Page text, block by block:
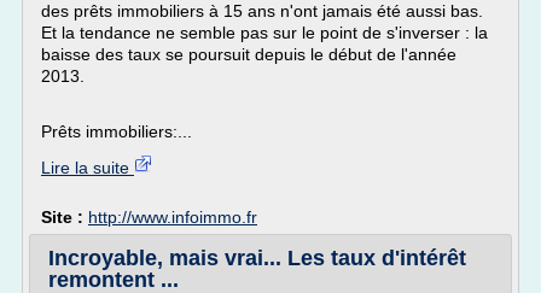
des prêts immobiliers à 15 ans n'ont jamais été aussi bas.
Et la tendance ne semble pas sur le point de s'inverser : la
baisse des taux se poursuit depuis le début de l'année
2013.
Prêts immobiliers:...
Lire la suite
Site : http://www.infoimmo.fr
Incroyable, mais vrai... Les taux d'intérêt
remontent ...